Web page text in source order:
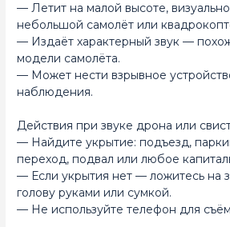
— Летит на малой высоте,
небольшой самолёт или
— Издаёт характерный звук —
модели самолёта.
— Может нести взрывное
наблюдения.
Действия при звуке дрона или
— Найдите укрытие: подъезд,
переход, подвал или любое
— Если укрытия нет — ложитесь на
голову руками или сумкой.
— Не используйте телефон для